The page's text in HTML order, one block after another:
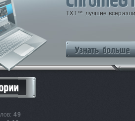
TXT™ лучшие
49